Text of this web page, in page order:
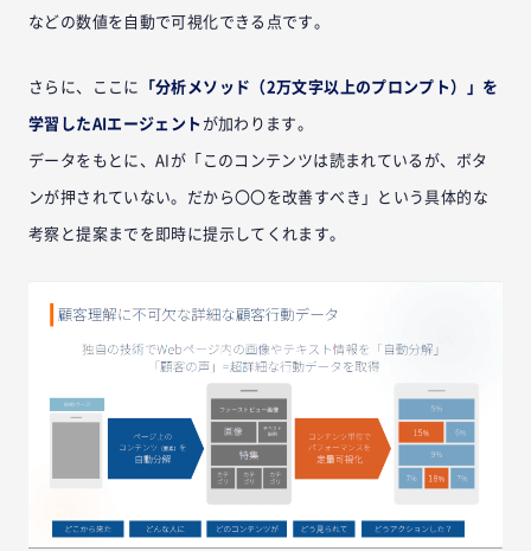
などの数値を自動で可視化できる点です。
さらに、ここに 「分析メソッド（2万文字以上のプロンプト）」を
学習したAIエージェント が加わります。
データをもとに、AIが「このコンテンツは読まれているが、ボタ
ンが押されていない。だから〇〇を改善すべき」という具体的な
考察と提案までを即時に提示してくれます。